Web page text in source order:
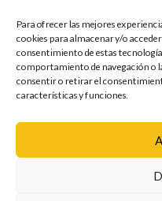
Para ofrecer las mejores
cookies para almacenar y/o
consentimiento de estas
comportamiento de navegación o
consentir o retirar el
características y funciones.
38001 Santa
INDISPENSABLEARTE &
NATURALEZAESCAPADAS